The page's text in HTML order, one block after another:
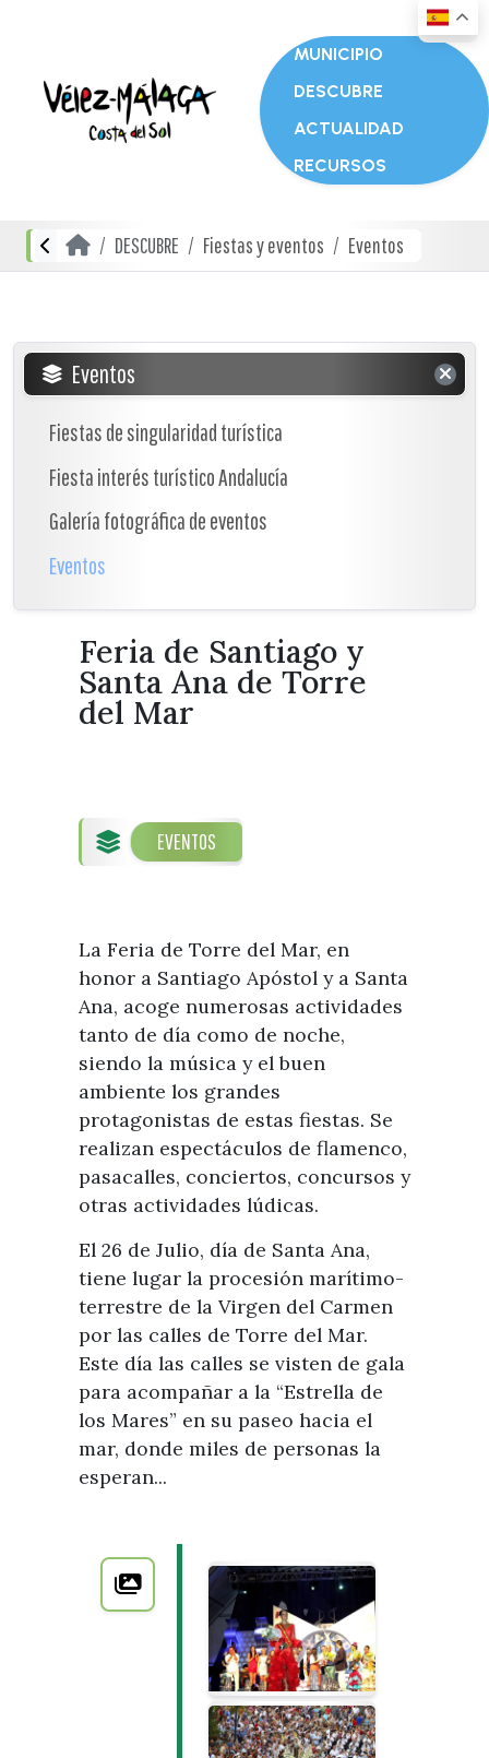
MUNICIPIO
DESCUBRE
ACTUALIDAD
RECURSOS
DESCUBRE Fiestas y eventos Eventos
Eventos
Fiestas de singularidad turística
Fiesta interés turístico Andalucía
Galería fotográfica de eventos
Eventos
Feria de Santiago y
Santa Ana de Torre
del Mar
EVENTOS
La Feria de Torre del Mar, en
honor a Santiago Apóstol y a Santa
Ana, acoge numerosas actividades
tanto de día como de noche,
siendo la música y el buen
ambiente los grandes
protagonistas de estas fiestas. Se
realizan espectáculos de flamenco,
pasacalles, conciertos, concursos y
otras actividades lúdicas.
El 26 de Julio, día de Santa Ana,
tiene lugar la procesión marítimo-
terrestre de la Virgen del Carmen
por las calles de Torre del Mar.
Este día las calles se visten de gala
para acompañar a la “Estrella de
los Mares” en su paseo hacia el
mar, donde miles de personas la
esperan...